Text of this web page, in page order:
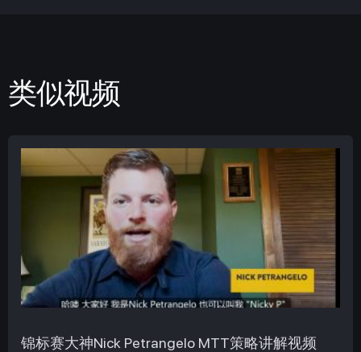
类似视频
锦标赛大神Nick Petrangelo MTT策略讲解视频